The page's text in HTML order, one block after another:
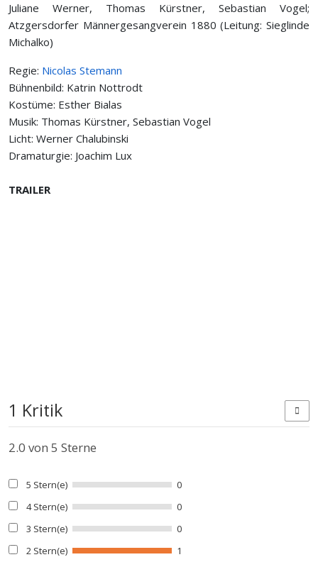
Juliane Werner, Thomas Kürstner, Sebastian Vogel;
Atzgersdorfer Männergesangverein 1880 (Leitung: Sieglinde
Michalko)
Regie: Nicolas Stemann
Bühnenbild: Katrin Nottrodt
Kostüme: Esther Bialas
Musik: Thomas Kürstner, Sebastian Vogel
Licht: Werner Chalubinski
Dramaturgie: Joachim Lux
TRAILER
1 Kritik
2.0 von 5 Sterne
5 Stern(e)
0
4 Stern(e)
0
3 Stern(e)
0
2 Stern(e)
1